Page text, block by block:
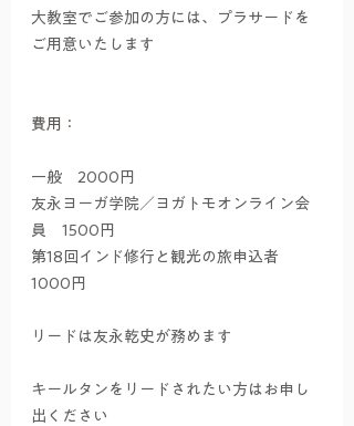
大教室でご参加の方には、プラサードを
ご用意いたします
費用：
一般　2000円
友永ヨーガ学院／ヨガトモオンライン会
員　1500円
第18回インド修行と観光の旅申込者
1000円
リードは友永乾史が務めます
キールタンをリードされたい方はお申し
出ください